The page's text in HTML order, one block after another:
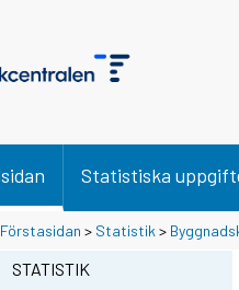
Statistiska
Förstasidan > Statistik >
STATISTIK